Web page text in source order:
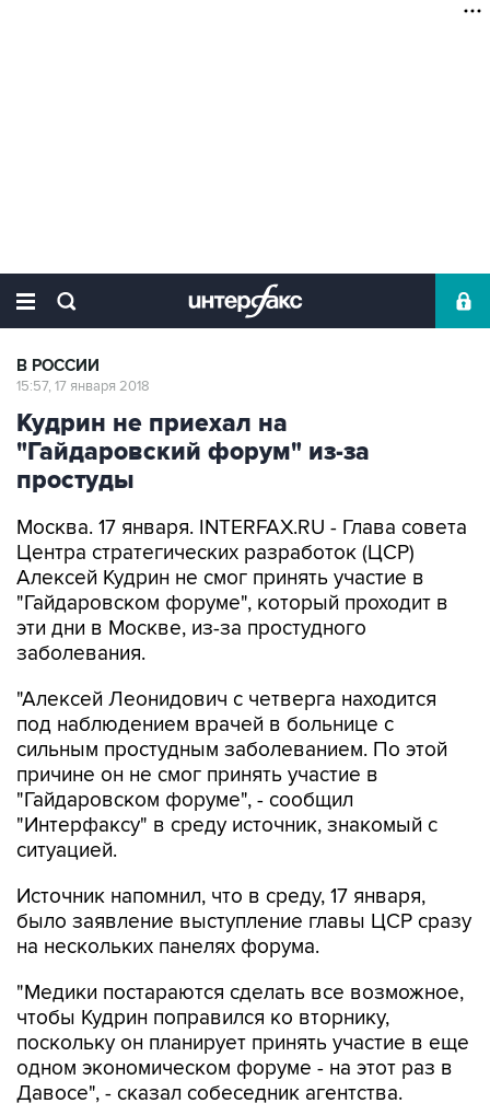
В РОССИИ
15:57, 17 января 2018
Кудрин не приехал на
"Гайдаровский форум" из-за
простуды
Москва. 17 января. INTERFAX.RU - Глава совета
Центра стратегических разработок (ЦСР)
Алексей Кудрин не смог принять участие в
"Гайдаровском форуме", который проходит в
эти дни в Москве, из-за простудного
заболевания.
"Алексей Леонидович с четверга находится
под наблюдением врачей в больнице с
сильным простудным заболеванием. По этой
причине он не смог принять участие в
"Гайдаровском форуме", - сообщил
"Интерфаксу" в среду источник, знакомый с
ситуацией.
Источник напомнил, что в среду, 17 января,
было заявление выступление главы ЦСР сразу
на нескольких панелях форума.
"Медики постараются сделать все возможное,
чтобы Кудрин поправился ко вторнику,
поскольку он планирует принять участие в еще
одном экономическом форуме - на этот раз в
Давосе", - сказал собеседник агентства.